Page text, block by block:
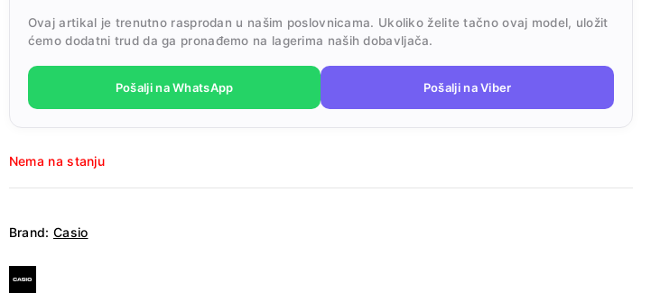
Ovaj artikal je trenutno rasprodan u našim poslovnicama. Ukoliko želite tačno ovaj model, uložit
ćemo dodatni trud da ga pronađemo na lagerima naših dobavljača.
Pošalji na WhatsApp Pošalji na Viber
Nema na stanju
Brand: Casio